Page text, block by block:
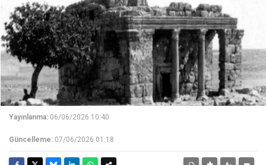
Yayınlanma: 06/06/2026 10:40
Güncelleme: 07/06/2026 01:18